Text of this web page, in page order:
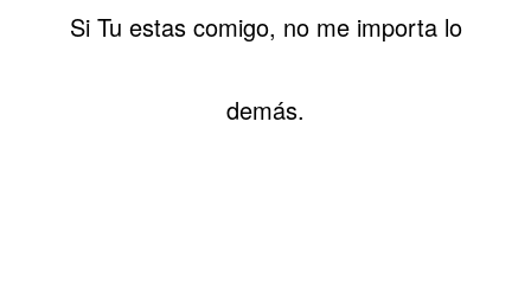
Si Tu estas comigo, no me importa lo
demás.